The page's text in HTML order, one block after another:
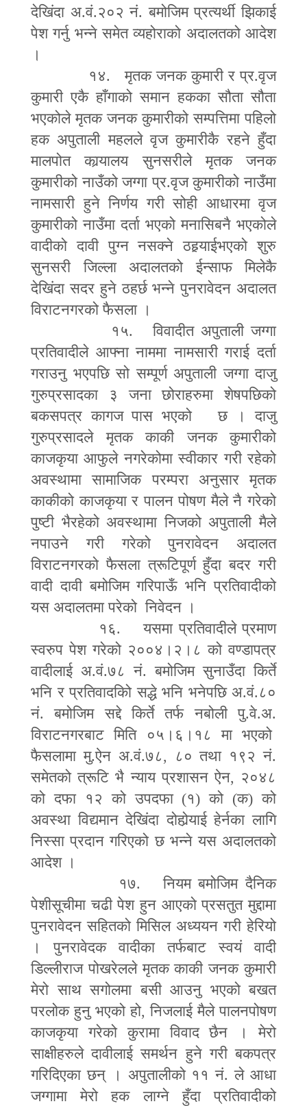
देखिंदा अ.वं.२०२ नं. बमोजिम प्रत्यर्थी झिकाई
पेश गर्नु भन्ने समेत व्यहोराको अदालतको आदेश
।
१४. मृतक जनक कुमारी र प्र.वृज
कुमारी एकै हाँगाको समान हकका सौता सौता
भएकोले मृतक जनक कुमारीको सम्पत्तिमा पहिलो
हक अपुताली महलले वृज कुमारीकै रहने हुँदा
मालपोत कार्‍यालय सुनसरीले मृतक जनक
कुमारीको नाउँको जग्गा प्र.वृज कुमारीको नाउँमा
नामसारी हुने निर्णय गरी सोही आधारमा वृज
कुमारीको नाउँमा दर्ता भएको मनासिबनै भएकोले
वादीको दावी पुग्न नसक्ने ठहर्‍याईभएको शुरु
सुनसरी जिल्ला अदालतको ईन्साफ मिलेकै
देखिंदा सदर हुने ठहर्छ भन्ने पुनरावेदन अदालत
विराटनगरको फैसला ।
१५. विवादीत अपुताली जग्गा
प्रतिवादीले आफ्ना नाममा नामसारी गराई दर्ता
गराउनु भएपछि सो सम्पूर्ण अपुताली जग्गा दाजु
गुरुप्रसादका ३ जना छोराहरुमा शेषपछिको
बकसपत्र कागज पास भएको छ । दाजु
गुरुप्रसादले मृतक काकी जनक कुमारीको
काजकृया आफुले नगरेकोमा स्वीकार गरी रहेको
अवस्थामा सामाजिक परम्परा अनुसार मृतक
काकीको काजकृया र पालन पोषण मैले नै गरेको
पुष्टी भैरहेको अवस्थामा निजको अपुताली मैले
नपाउने गरी गरेको पुनरावेदन अदालत
विराटनगरको फैसला त्रूटिपूर्ण हुँदा बदर गरी
वादी दावी बमोजिम गरिपाऊँ भनि प्रतिवादीको
यस अदालतमा परेको निवेदन ।
१६. यसमा प्रतिवादीले प्रमाण
स्वरुप पेश गरेको २००४।२।८ को वण्डापत्र
वादीलाई अ.वं.७८ नं. बमोजिम सुनाउँदा किर्ते
भनि र प्रतिवादकिो सद्धे भनि भनेपछि अ.वं.८०
नं. बमोजिम सद्दे किर्ते तर्फ नबोली पु.वे.अ.
विराटनगरबाट मिति ०५।६।१८ मा भएको
फैसलामा मु.ऐन अ.वं.७८,
८० तथा १९२ नं.
समेतको त्रूटि भै न्याय प्रशासन ऐन, २०४८
को दफा १२ को उपदफा (१) को (क) को
अवस्था विद्यमान देखिंदा दोहोर्‍याई हेर्नका लागि
निस्सा प्रदान गरिएको छ भन्ने यस अदालतको
आदेश ।
१७. नियम बमोजिम दैनिक
पेशीसूचीमा चढी पेश हुन आएको प्रसतुत मुद्दामा
पुनरावेदन सहितको मिसिल अध्ययन गरी हेरियो
। पुनरावेदक वादीका तर्फबाट स्वयं वादी
डिल्लीराज पोखरेलले मृतक काकी जनक कुमारी
मेरो साथ सगोलमा बसी आउनु भएको बखत
परलोक हुनु भएको हो,निजलाई मैले पालनपोषण
काजकृया गरेको कुरामा विवाद छैन । मेरो
साक्षीहरुले दावीलाई समर्थन हुने गरी बकपत्र
गरिदिएका छन् । अपुतालीको ११ नं. ले आधा
जग्गामा मेरो हक लाग्ने हुँदा प्रतिवादीको